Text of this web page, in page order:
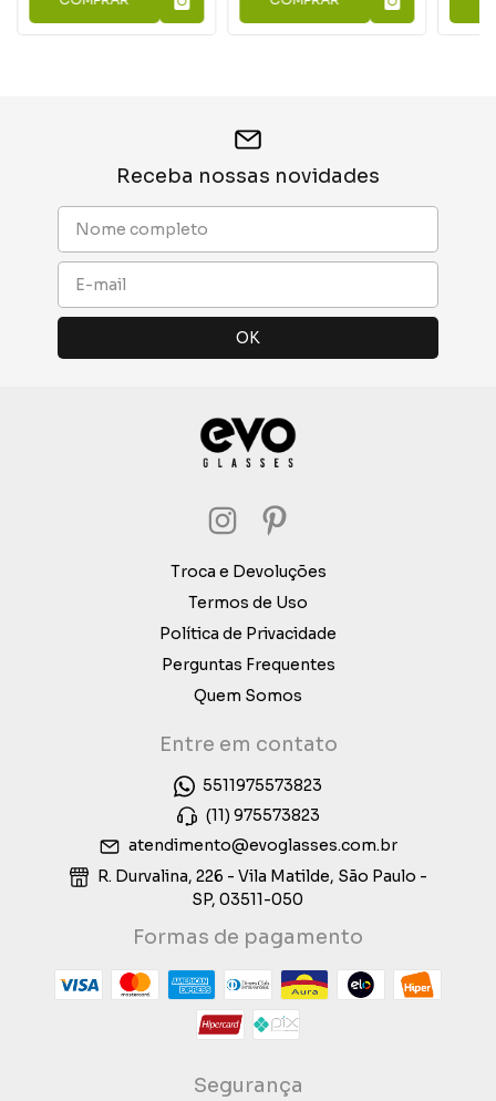
Receba nossas novidades
Troca e Devoluções
Termos de Uso
Política de Privacidade
Perguntas Frequentes
Quem Somos
Entre em contato
5511975573823
(11) 975573823
atendimento@evoglasses.com.br
R. Durvalina, 226 - Vila Matilde, São Paulo -
SP, 03511-050
Formas de pagamento
Segurança